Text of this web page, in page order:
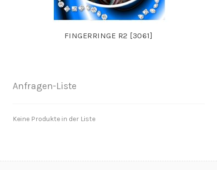
FINGERRINGE R2 [3061]
Anfragen-Liste
Keine Produkte in der Liste